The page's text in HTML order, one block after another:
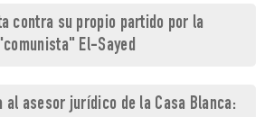
contra su propio partido por la
El-Sayed
al asesor jurídico de la Casa Blanca: